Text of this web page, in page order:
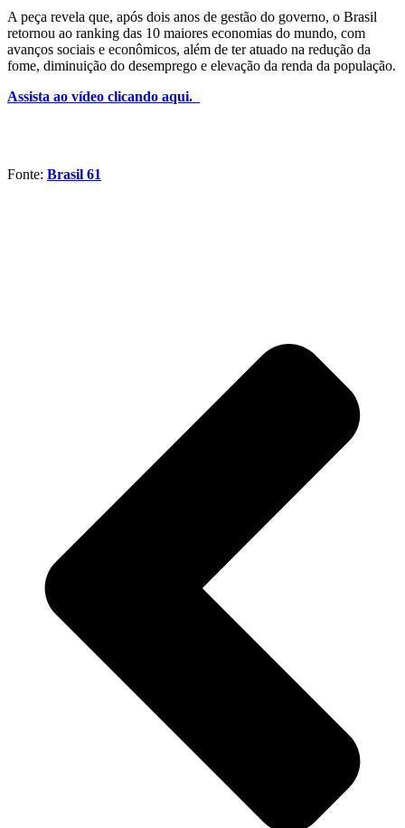
A peça revela que, após dois anos de gestão do governo, o Brasil
retornou ao ranking das 10 maiores economias do mundo, com
avanços sociais e econômicos, além de ter atuado na redução da
fome, diminuição do desemprego e elevação da renda da população.
Assista ao vídeo clicando aqui.
Fonte: Brasil 61